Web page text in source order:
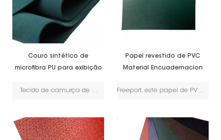
Couro sintético de
microfibra PU para exibição
Tecido de camurça de microfibra e couroA microfibra de camurça é um material popular para a exibição de joias devido à sua textura macia e aparência elegante. Ela proporciona um fundo luxuoso que realça a apresentação das peças. O material é frequentemente usado em estojos de joias, bandejas, bolsas e outros acessórios de exibição para apresentar anéis, brincos, pulseiras e colares de forma eficaz. A maciez e a natureza não abrasiva da microfibra de camurça ajudam a proteger as joias contra arranhões e danos, além de adicionar um toque de sofisticação à apresentação.
Papel revestido de PVC
Material Encuadernacion
Freeport, este papel de PVC pode imitar a aparência do pergaminho tradicional, este tipo de papel pode ser usado para um toque clássico ou antigo.